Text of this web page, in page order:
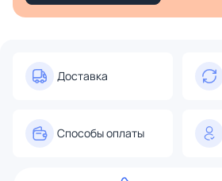
Доставка
Способы оплаты